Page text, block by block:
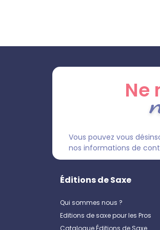
Ne
Vous pouvez vous
nos informations de
Éditions de Saxe
Qui sommes nous ?
Editions de saxe pour les Pros
Catalogue Éditions de Saxe